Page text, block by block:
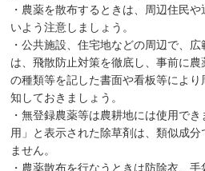
・農薬を散布するときは、周辺住民
いよう注意しましょう。
・公共施設、住宅地などの周辺で、
は、飛散防止対策を徹底し、事前に
の種類等を記した書面や看板等によ
知しておきましょう。
・無登録農薬等は農耕地には使用で
用」と表示された除草剤は、類似成
ません。
・農薬散布を行なうときは防除衣、